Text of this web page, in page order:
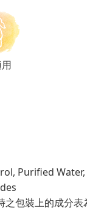
Purified
包裝上的成分表